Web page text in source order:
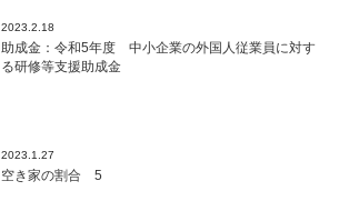
2023.2.18
助成金：令和5年度 中小企業の外国人従業員に対す
る研修等支援助成金
2023.1.27
空き家の割合 5